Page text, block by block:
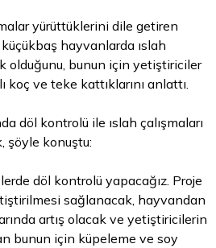
yürüttüklerini dile getiren
hayvanlarda ıslah
olduğunu, bunun için yetiştiriciler
koç ve teke kattıklarını anlattı.
döl kontrolü ile ıslah çalışmaları
şöyle konuştu:
döl kontrolü yapacağız. Proje
sağlanacak, hayvandan
artış olacak ve yetiştiricilerin
bunun için küpeleme ve soy